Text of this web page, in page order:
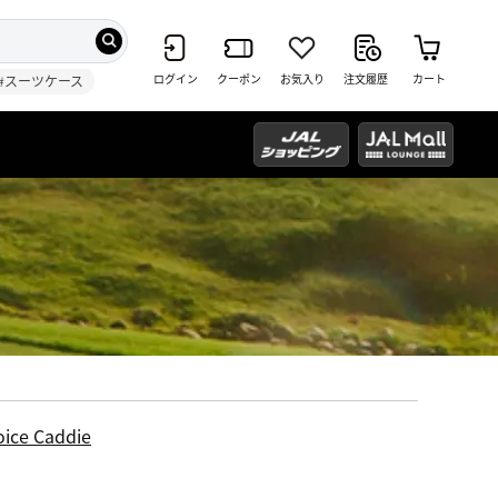
スーツケース ログイン クーポン お気入り 注文履歴 カート
Caddie